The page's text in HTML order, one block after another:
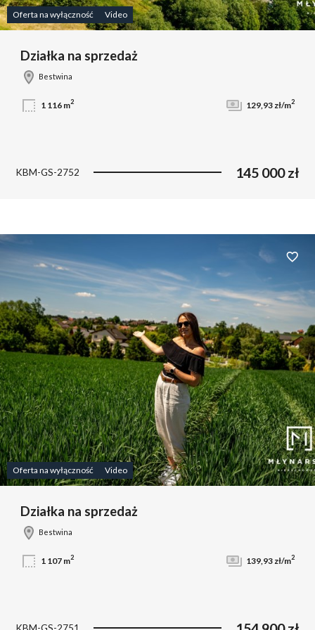
Oferta na wyłączność Video
Działka na sprzedaż
Bestwina
1 116 m2 129,93 zł/m2
KBM-GS-2752 145 000 zł
Oferta na wyłączność Video
Dodaj
Działka na sprzedaż
Bestwina
1 107 m2 139,93 zł/m2